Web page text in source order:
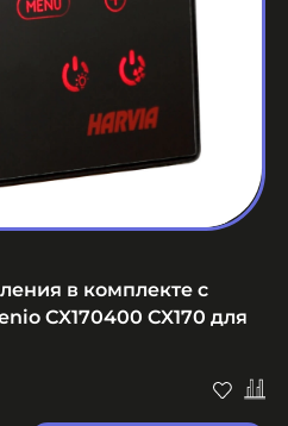
в комплекте с
CX170400 CX170 для